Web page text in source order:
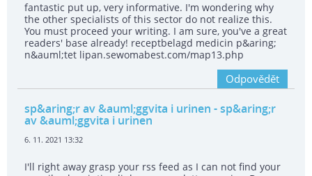
fantastic put up, very informative. I'm wondering why
the other specialists of this sector do not realize this.
You must proceed your writing. I am sure, you've a great
readers' base already! receptbelagd medicin p&aring;
n&auml;tet lipan.sewomabest.com/map13.php
Odpovědět
sp&aring;r av &auml;ggvita i urinen - sp&aring;r
av &auml;ggvita i urinen
6. 11. 2021 13:32
I'll right away grasp your rss feed as I can not find your